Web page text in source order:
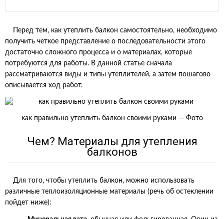
Перед тем, как утеплить балкон самостоятельно, необходимо
получить четкое представление о последовательности этого
достаточно сложного процесса и о материалах, которые
потребуются для работы. В данной статье сначала
рассматриваются виды и типы утеплителей, а затем пошагово
описывается ход работ.
как правильно утеплить балкон своими руками — Фото
Чем? Материалы для утепления
балконов
Для того, чтобы утеплить балкон, можно использовать
различные теплоизоляционные материалы (речь об остеклении
пойдет ниже):